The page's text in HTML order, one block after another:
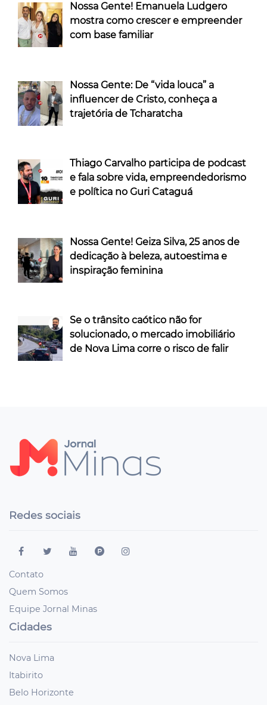
Nossa Gente! Emanuela Ludgero
mostra como crescer e empreender
com base familiar
Nossa Gente: De “vida louca” a
influencer de Cristo, conheça a
trajetória de Tcharatcha
Thiago Carvalho participa de podcast
e fala sobre vida, empreendedorismo
e política no Guri Cataguá
Nossa Gente! Geiza Silva, 25 anos de
dedicação à beleza, autoestima e
inspiração feminina
Se o trânsito caótico não for
solucionado, o mercado imobiliário
de Nova Lima corre o risco de falir
Redes sociais
Contato
Quem Somos
Equipe Jornal Minas
Cidades
Nova Lima
Itabirito
Belo Horizonte